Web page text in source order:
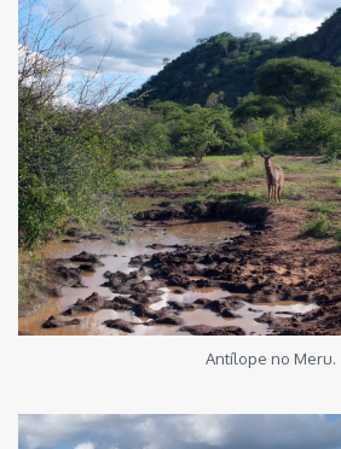
Antílope no Meru.